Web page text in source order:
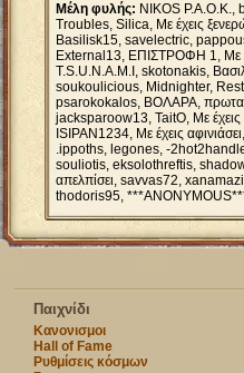
Μέλη φυλής: NIKOS P.A.O.K.,
Troubles, Silica, Με έχεις
Basilisk15, savelectric,
External13, ΕΠΙΣΤΡΟΦΗ 1, Με
T.S.U.N.A.M.I, skotonakis,
soukoulicious, Midnighter,
psarokokalos, ΒΟΛΑΡΑ,
jacksparoow13, TaitO, Με έχεις
ISIPAN1234, Με έχεις
.ippoths, legones, -
souliotis, eksolothreftis,
απελπίσει, savvas72,
thodoris95,
Παιχνίδι
Κανονισμοι
Hall of Fame
Ρυθμίσεις κόσμων